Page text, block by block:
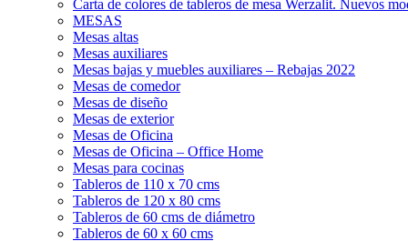
Carta de colores de tableros de mesa Werzalit. Nuevos
MESAS
Mesas altas
Mesas auxiliares
Mesas bajas y muebles auxiliares – Rebajas 2022
Mesas de comedor
Mesas de diseño
Mesas de exterior
Mesas de Oficina
Mesas de Oficina – Office Home
Mesas para cocinas
Tableros de 110 x 70 cms
Tableros de 120 x 80 cms
Tableros de 60 cms de diámetro
Tableros de 60 x 60 cms